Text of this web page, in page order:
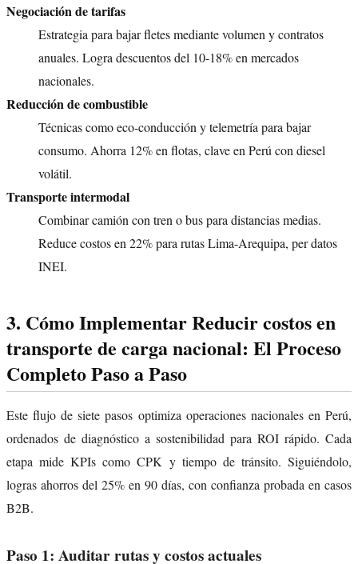
Negociación de tarifas
Estrategia para bajar fletes mediante volumen y contratos
anuales. Logra descuentos del 10-18% en mercados
nacionales.
Reducción de combustible
Técnicas como eco-conducción y telemetría para bajar
consumo. Ahorra 12% en flotas, clave en Perú con diesel
volátil.
Transporte intermodal
Combinar camión con tren o bus para distancias medias.
Reduce costos en 22% para rutas Lima-Arequipa, per datos
INEI.
3. Cómo Implementar Reducir costos en
transporte de carga nacional: El Proceso
Completo Paso a Paso
Este flujo de siete pasos optimiza operaciones nacionales en Perú,
ordenados de diagnóstico a sostenibilidad para ROI rápido. Cada
etapa mide KPIs como CPK y tiempo de tránsito. Siguiéndolo,
logras ahorros del 25% en 90 días, con confianza probada en casos
B2B.
Paso 1: Auditar rutas y costos actuales